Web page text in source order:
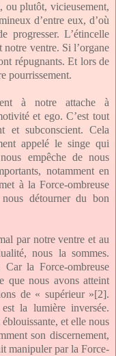
ou plutôt, vicieusement,
d’entre eux, d’où
progresser. L’étincelle
ventre. Si l’organe
répugnants. Et lors de
pourrissement.
à notre attache à
et ego. C’est tout
et subconscient. Cela
appelé le singe qui
empêche de nous
notamment en
à la Force-ombreuse
détourner du bon
par notre ventre et au
nous la sommes.
la Force-ombreuse
que nous avons atteint
de « supérieur »[2].
la lumière inversée.
et elle nous
son discernement,
manipuler par la Force-